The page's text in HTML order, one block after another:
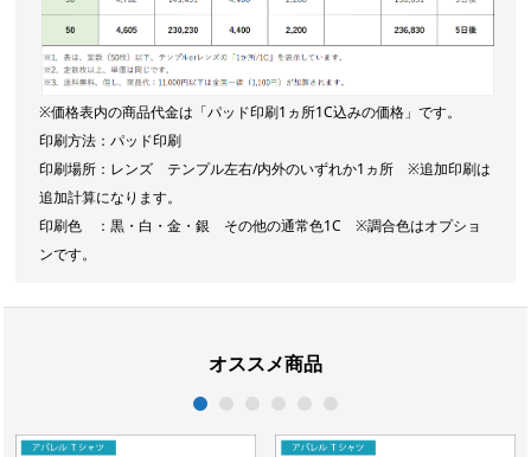
※価格表内の商品代金は「パッド印刷1ヵ所1C込みの価格」です。
印刷方法：パッド印刷
印刷場所：レンズ テンプル左右/内外のいずれか1ヵ所 ※追加印刷は
追加計算になります。
印刷色 ：黒・白・金・銀 その他の通常色1C ※調合色はオプショ
ンです。
オススメ商品
1 2 3 4 5 6